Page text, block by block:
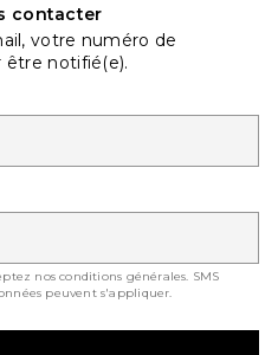
contacter
votre numéro de
être notifié(e).
nos conditions générales. SMS
peuvent s'appliquer.